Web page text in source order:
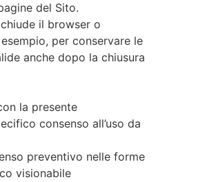
del Sito.
il browser o
per conservare le
anche dopo la chiusura
la presente
consenso all’uso da
preventivo nelle forme
visionabile